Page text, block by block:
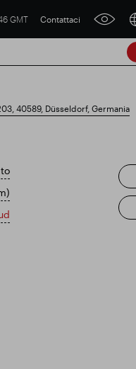
GMT Contattaci
Aggiornamento
40589, Düsseldorf, Germania